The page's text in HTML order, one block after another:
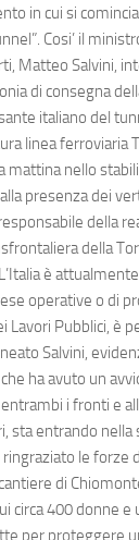
in cui si
Cosi’ il
Matteo Salvini,
di consegna
italiano del
linea ferroviaria
mattina nello
presenza dei
della
della
è
operative o di
Lavori Pubblici, è
Salvini,
ha avuto un
i fronti e
sta entrando nella
le forze
di
circa 400 donne e
per proteggere